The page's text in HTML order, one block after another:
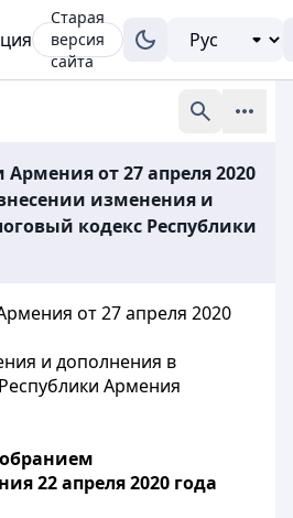
Старая
версия
сайта
от 27 апреля 2020
изменения и
кодекс Республики
от 27 апреля 2020
и дополнения в
Армения
22 апреля 2020 года